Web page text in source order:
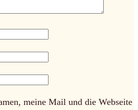
meine Mail und die Webseite